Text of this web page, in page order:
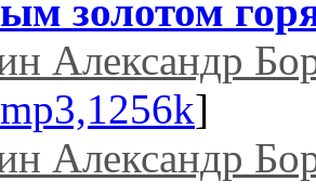
золотом
Александр
mp3,1256k]
Александр